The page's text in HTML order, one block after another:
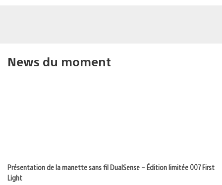
News du moment
Présentation de la manette sans fil DualSense – Édition limitée 007 First
Light